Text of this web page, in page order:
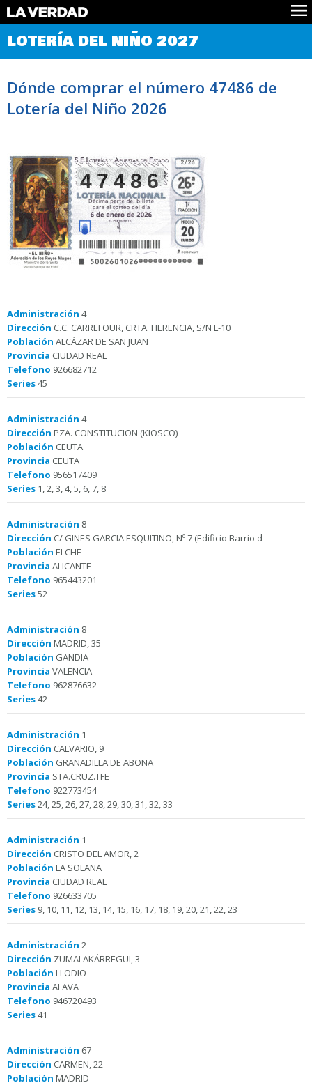
Comprobar Loteria del Niño
Premios
Noticias
Datos
LOTERÍA DEL NIÑO 2027
Dónde comprar el número 47486 de
Lotería del Niño 2026
47486
Administración 4
Dirección C.C. CARREFOUR, CRTA. HERENCIA, S/N L-10
Población ALCÁZAR DE SAN JUAN
Provincia CIUDAD REAL
Telefono 926682712
Series45
Administración 4
Dirección PZA. CONSTITUCION (KIOSCO)
Población CEUTA
Provincia CEUTA
Telefono 956517409
Series 1, 2, 3, 4, 5, 6, 7, 8
Administración 8
Dirección C/ GINES GARCIA ESQUITINO, Nº 7 (Edificio Barrio d
Población ELCHE
Provincia ALICANTE
Telefono 965443201
Series52
Administración 8
Dirección MADRID, 35
Población GANDIA
Provincia VALENCIA
Telefono 962876632
Series42
Administración 1
Dirección CALVARIO, 9
Población GRANADILLA DE ABONA
Provincia STA.CRUZ.TFE
Telefono 922773454
Series24, 25, 26, 27, 28, 29, 30, 31, 32, 33
Administración 1
Dirección CRISTO DEL AMOR, 2
Población LA SOLANA
Provincia CIUDAD REAL
Telefono 926633705
Series 9, 10, 11, 12, 13, 14, 15, 16, 17, 18, 19, 20, 21, 22, 23
Administración 2
Dirección ZUMALAKÁRREGUI, 3
Población LLODIO
Provincia ALAVA
Telefono 946720493
Series41
Administración 67
Dirección CARMEN, 22
Población MADRID